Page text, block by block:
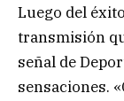
Luego del
transmisión
señal de
sensaciones.